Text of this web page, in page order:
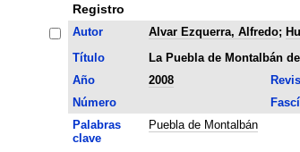
Registro
Autor Alvar Ezquerra, Alfredo;
Título
La Puebla de Montalbán
Año
2008
Número
Palabras
clave
Puebla de Montalbán